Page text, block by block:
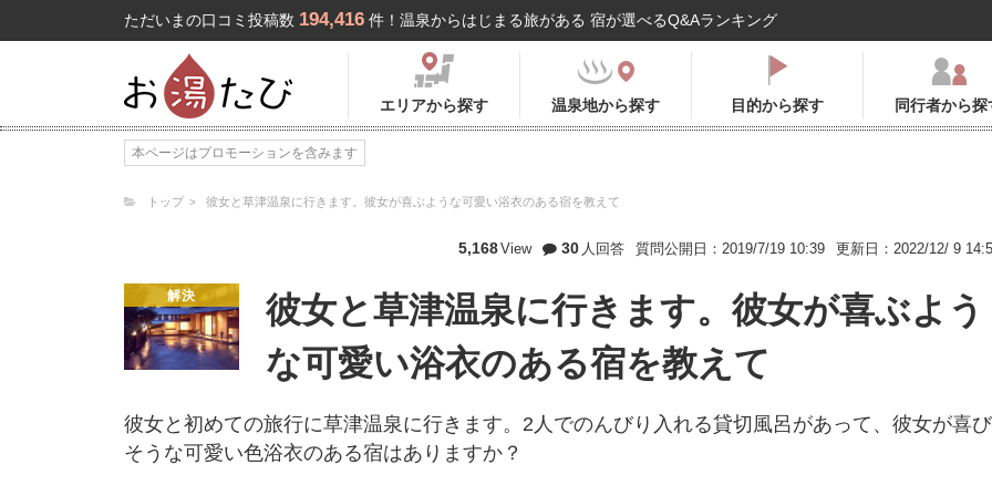
ただいまの口コミ投稿数 194,416 件！温泉からはじまる旅がある 宿が選べるQ&Aランキング
エリアから探す 温泉地から探す 目的から探す 同行者から探
本ページはプロモーションを含みます
トップ 彼女と草津温泉に行きます。彼女が喜ぶような可愛い浴衣のある宿を教えて
5,168View 30 人回答 質問公開日：2019/7/19 10:39 更新日：2022/12/ 9
解決
彼女と草津温泉に行きます。彼女が喜ぶよう
な可愛い浴衣のある宿を教えて
彼女と初めての旅行に草津温泉に行きます。2人でのんびり入れる貸切風呂があって、彼女が喜び
そうな可愛い色浴衣のある宿はありますか？